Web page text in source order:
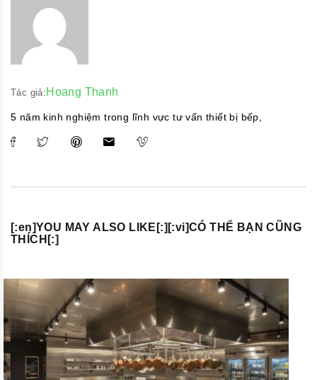
Tác giả: Hoang Thanh
5 năm kinh nghiệm trong lĩnh vực tư vấn thiết bị bếp,
[:en]YOU MAY ALSO LIKE[:][:vi]CÓ THỂ BẠN CŨNG
THÍCH[:]